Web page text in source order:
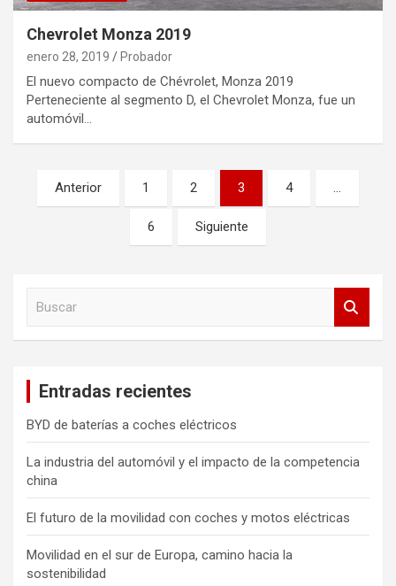
Chevrolet Monza 2019
enero 28, 2019 Probador
El nuevo compacto de Chévrolet, Monza 2019
Perteneciente al segmento D, el Chevrolet Monza, fue un
automóvil…
Navegación
de
Anterior 1 2 3 4 …
6 Siguiente
Entradas recientes
BYD de baterías a coches eléctricos
La industria del automóvil y el impacto de la competencia
china
El futuro de la movilidad con coches y motos eléctricas
Movilidad en el sur de Europa, camino hacia la
sostenibilidad